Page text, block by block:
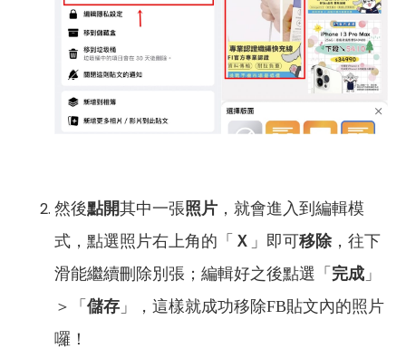
然後點開其中一張照片 ，就會進入到編輯模
式，點選照片右上角的「 Ｘ 」即可移除，往下
滑能繼續刪除別張；編輯好之後點選「 完成 」
＞「 儲存 」，這樣就成功移除FB貼文內的照片
囉！